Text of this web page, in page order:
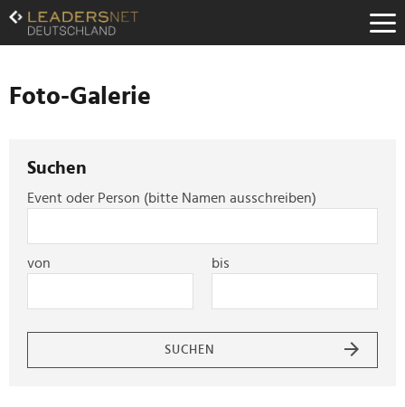
Zum
Inhalt
Zur
Navigation
ZurFoto-Galerie
Suchen
Event oder Person (bitte Namen ausschreiben)
von bis
SUCHEN